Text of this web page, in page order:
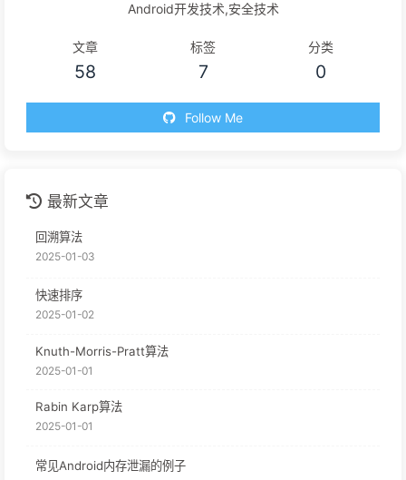
Android开发技术,安全技术
文章
58
标签
7
分类
0
Follow Me
最新文章
回溯算法
2025-01-03
快速排序
2025-01-02
Knuth-Morris-Pratt算法
2025-01-01
Rabin Karp算法
2025-01-01
常见Android内存泄漏的例子